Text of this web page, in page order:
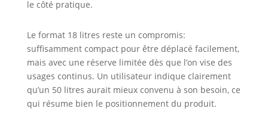
pistolet, le clouage
de bois, etc.
Gonflage Rapide &
Efficace : Notre
compresseur d'air
un double tube et
le côté pratique.
Le format 18 litres reste un compromis:
suffisamment compact pour être déplacé facilement,
mais avec une réserve limitée dès que l’on vise des
usages continus. Un utilisateur indique clairement
qu’un 50 litres aurait mieux convenu à son besoin, ce
qui résume bien le positionnement du produit.